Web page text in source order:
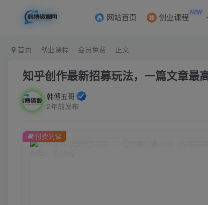
网站首页 创业课程 NEW
首页 创业课程 会员免费 正文
知乎创作最新招募玩法，一篇文章最
韩傅五哥
2年前发布
付费阅读